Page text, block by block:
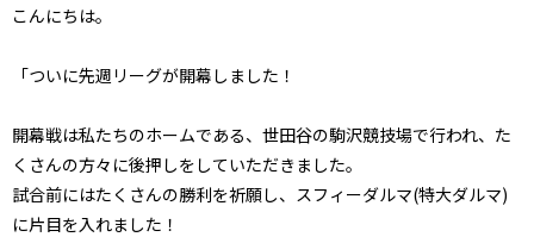
こんにちは。
「ついに先週リーグが開幕しました！
開幕戦は私たちのホームである、世田谷の駒沢競技場で行われ、た
くさんの方々に後押しをしていただきました。
試合前にはたくさんの勝利を祈願し、スフィーダルマ(特大ダルマ)
に片目を入れました！